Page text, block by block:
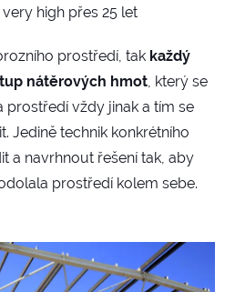
very high přes 25 let
prostředí, tak každý
nátěrových hmot, který se
prostředí vždy jinak a tím se
Jedině technik konkrétního
a navrhnout řešení tak, aby
prostředí kolem sebe.